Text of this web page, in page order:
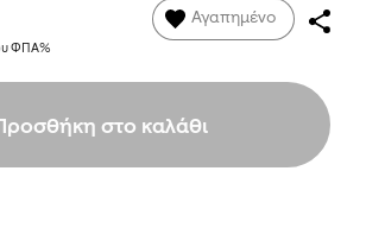
ΦΠΑ%
Αγαπημένο
στο καλάθι